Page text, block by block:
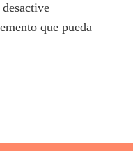
que pueda